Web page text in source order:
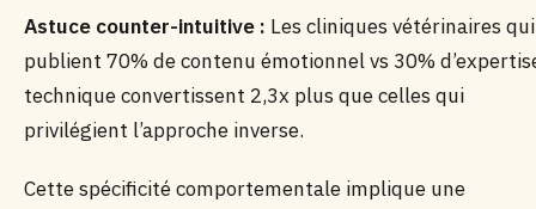
Astuce counter-intuitive : Les cliniques vétérinaires qui
publient 70% de contenu émotionnel vs 30%
technique convertissent 2,3x plus que celles qui
privilégient l’approche inverse.
Cette spécificité comportementale implique une